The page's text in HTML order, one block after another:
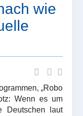
wie
„Robo
Wenn es um
Deutschen laut